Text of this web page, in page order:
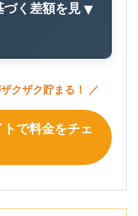
づく差額を見▼
クザク貯まる！ ／
で料金をチェ